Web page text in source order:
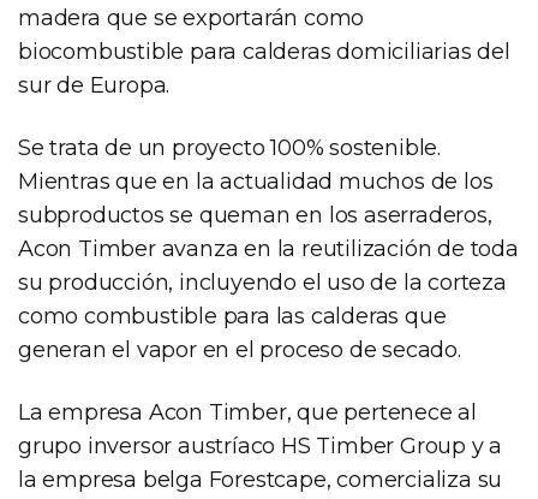
madera que se exportarán como
biocombustible para calderas domiciliarias del
sur de Europa.
Se trata de un proyecto 100% sostenible.
Mientras que en la actualidad muchos de los
subproductos se queman en los aserraderos,
Acon Timber avanza en la reutilización de toda
su producción, incluyendo el uso de la corteza
como combustible para las calderas que
generan el vapor en el proceso de secado.
La empresa Acon Timber, que pertenece al
grupo inversor austríaco HS Timber Group y a
la empresa belga Forestcape, comercializa su